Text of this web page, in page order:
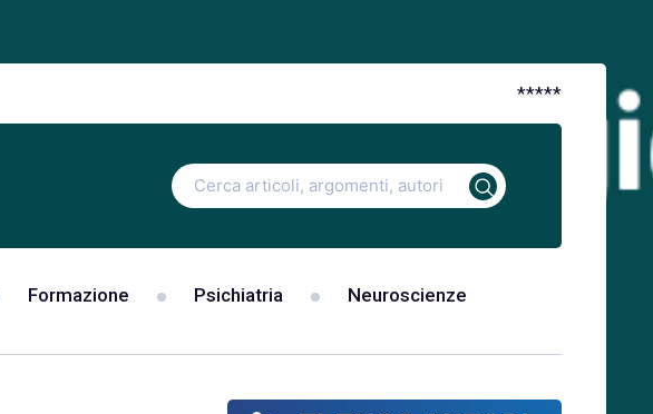
*****
Ricerca
per:
Formazione Psichiatria Neuroscienze